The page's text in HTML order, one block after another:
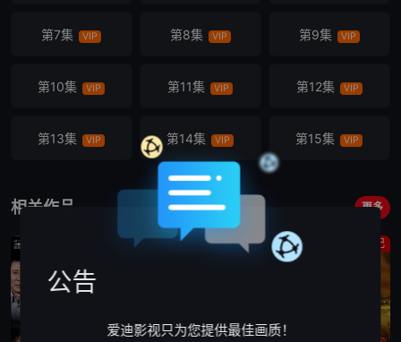
第7集 VIP 第8集 VIP 第9集 VIP
第10集 VIP 第11集 VIP 第12集 VIP
第13集 VIP 第14集 VIP 第15集 VIP
第17集
第20集 VIP 第21集
第22集 VIP
相关作品 更多
王志文 传记
公告
爱迪影视只为您提供最佳画质！